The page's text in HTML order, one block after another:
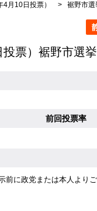
月10日投票） > 裾野市選
投票）裾野市選
前回投票率
前に政党または本人より